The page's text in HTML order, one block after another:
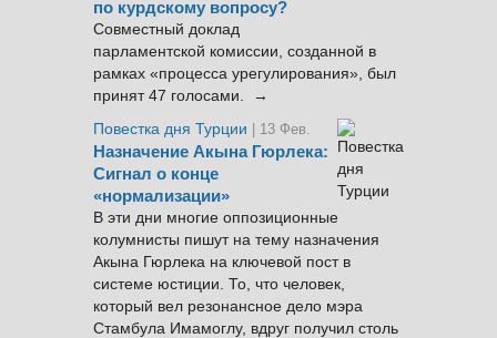
по курдскому вопросу?
Совместный доклад
парламентской комиссии, созданной в
рамках «процесса урегулирования», был
принят 47 голосами. →
Повестка дня Турции
| 13 Фев.
Назначение Акына Гюрлека:
Сигнал о конце
«нормализации»
В эти дни многие оппозиционные
колумнисты пишут на тему назначения
Акына Гюрлека на ключевой пост в
системе юстиции. То, что человек,
который вел резонансное дело мэра
Стамбула Имамоглу, вдруг получил столь